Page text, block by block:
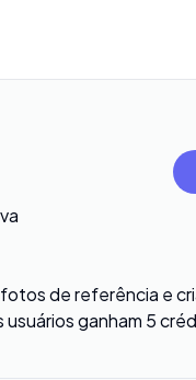
de referência e
ganham 5